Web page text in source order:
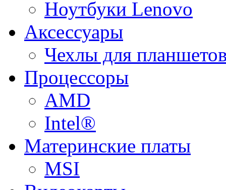
Ноутбуки Lenovo
Аксессуары
Чехлы для
Процессоры
AMD
Intel®
Материнские платы
MSI